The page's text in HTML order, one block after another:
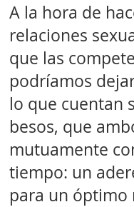
A la hora de
relaciones
que las
podríamos
lo que cuentan
besos, que
mutuamente
tiempo: un
para un óptimo